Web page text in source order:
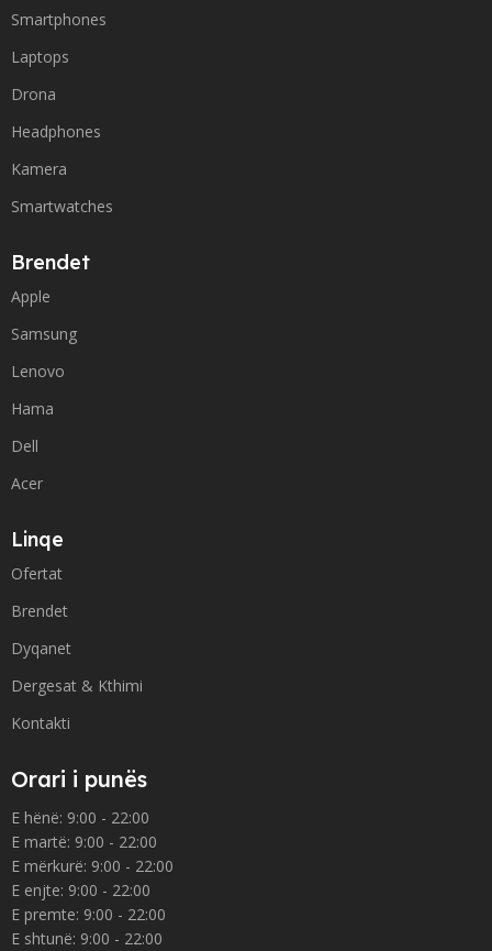
Smartphones
Laptops
Drona
Headphones
Kamera
Smartwatches
Brendet
Apple
Samsung
Lenovo
Hama
Dell
Acer
Linqe
Ofertat
Brendet
Dyqanet
Dergesat & Kthimi
Kontakti
Orari i punës
E hënë: 9:00 - 22:00
E martë: 9:00 - 22:00
E mërkurë: 9:00 - 22:00
E enjte: 9:00 - 22:00
E premte: 9:00 - 22:00
E shtunë: 9:00 - 22:00